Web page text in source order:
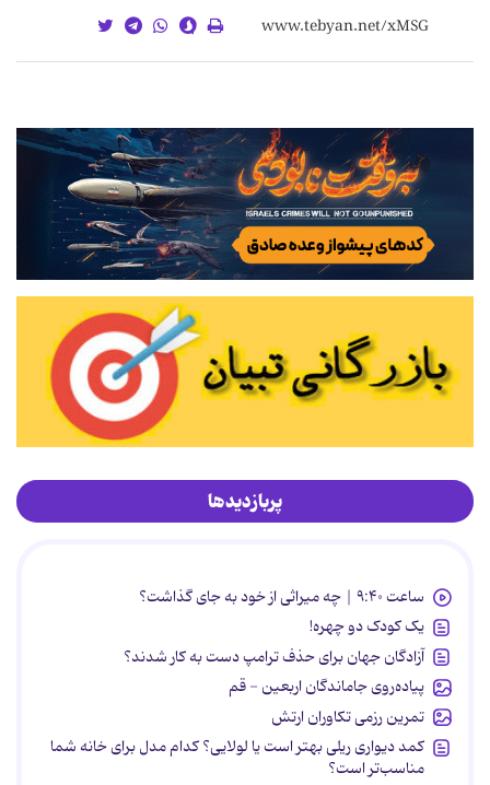
پربازدیدها
ساعت ۹:۴۰ | چه میراثی از خود به جای گذاشت؟
یک کودک دو چهره!
آزادگان جهان برای حذف ترامپ دست به کار شدند؟
پیاده‌روی جاماندگان اربعین - قم
تمرین رزمی تکاوران ارتش
کمد دیواری ریلی بهتر است یا لولایی؟ کدام مدل برای خانه شما
مناسب‌تر است؟